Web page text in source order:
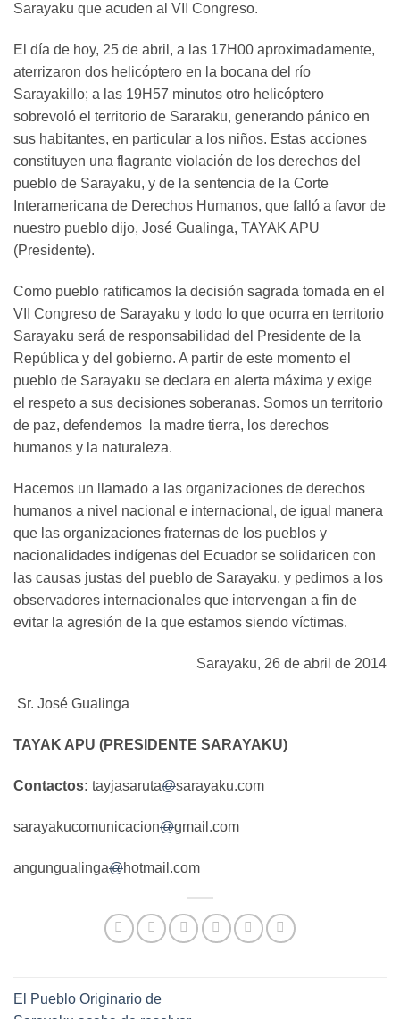
Sarayaku que acuden al VII Congreso.
El día de hoy, 25 de abril, a las 17H00 aproximadamente,
aterrizaron dos helicóptero en la bocana del río
Sarayakillo; a las 19H57 minutos otro helicóptero
sobrevoló el territorio de Sararaku, generando pánico en
sus habitantes, en particular a los niños. Estas acciones
constituyen una flagrante violación de los derechos del
pueblo de Sarayaku, y de la sentencia de la Corte
Interamericana de Derechos Humanos, que falló a favor de
nuestro pueblo dijo, José Gualinga, TAYAK APU
(Presidente).
Como pueblo ratificamos la decisión sagrada tomada en el
VII Congreso de Sarayaku y todo lo que ocurra en territorio
Sarayaku será de responsabilidad del Presidente de la
República y del gobierno. A partir de este momento el
pueblo de Sarayaku se declara en alerta máxima y exige
el respeto a sus decisiones soberanas. Somos un territorio
de paz, defendemos la madre tierra, los derechos
humanos y la naturaleza.
Hacemos un llamado a las organizaciones de derechos
humanos a nivel nacional e internacional, de igual manera
que las organizaciones fraternas de los pueblos y
nacionalidades indígenas del Ecuador se solidaricen con
las causas justas del pueblo de Sarayaku, y pedimos a los
observadores internacionales que intervengan a fin de
evitar la agresión de la que estamos siendo víctimas.
Sarayaku, 26 de abril de 2014
Sr. José Gualinga
TAYAK APU (PRESIDENTE SARAYAKU)
Contactos: tayjasaruta@sarayaku.com
sarayakucomunicacion@gmail.com
angungualinga@hotmail.com
El Pueblo Originario de